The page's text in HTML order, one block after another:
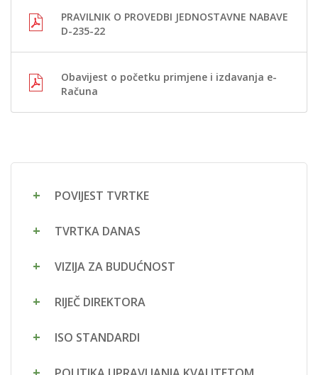
PRAVILNIK O PROVEDBI JEDNOSTAVNE NABAVE
D-235-22
Obavijest o početku primjene i izdavanja e-
Računa
POVIJEST TVRTKE
TVRTKA DANAS
VIZIJA ZA BUDUĆNOST
RIJEČ DIREKTORA
ISO STANDARDI